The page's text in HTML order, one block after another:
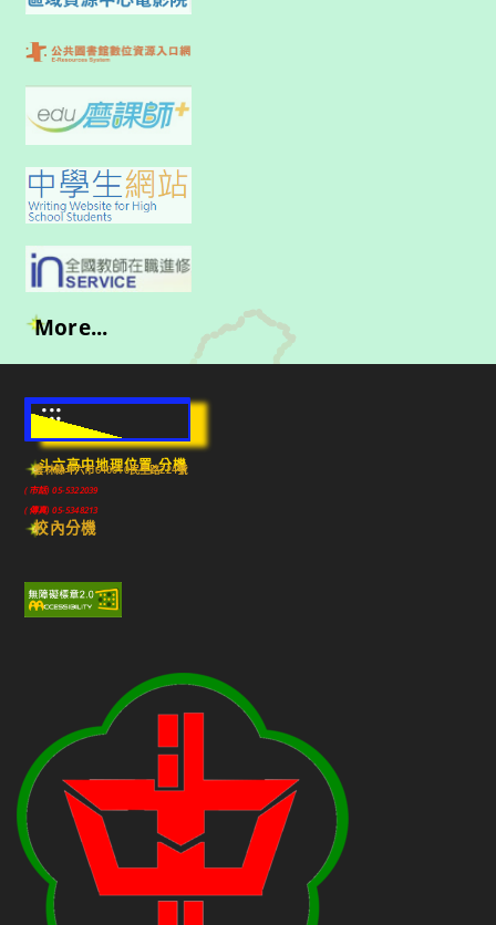
More...
:::
斗六高中地理位置-分機
雲林縣斗六市640010民生路224號
(市話) 05-5322039
(傳真) 05-5348213
校內分機